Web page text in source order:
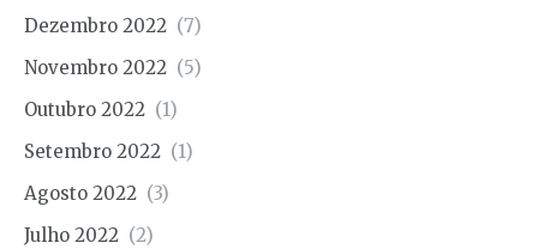
Dezembro 2022 (7)
Novembro 2022 (5)
Outubro 2022 (1)
Setembro 2022 (1)
Agosto 2022 (3)
Julho 2022 (2)